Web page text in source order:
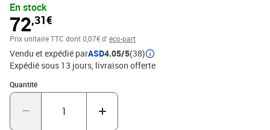
En stock
72,31€
Prix unitaire TTC dont 0,07€ d'éco-part
Vendu et expédié parASD4.05/5(38)
Expédié sous 13 jours livraison offerte
Quantité
Quantité : 1